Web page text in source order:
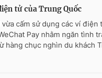
tử của Trung Quốc
cấm sử dụng các ví điện
Pay nhằm ngăn tình
hàng chục nghìn du khách